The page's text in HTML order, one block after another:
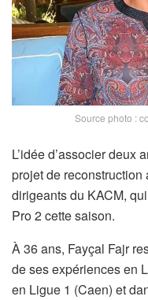
Source photo :
L’idée d’associer deux
projet de
dirigeants du KACM,
Pro 2 cette saison.
À 36 ans, Fayçal Fajr
de ses expériences en
en Ligue 1 (Caen) et